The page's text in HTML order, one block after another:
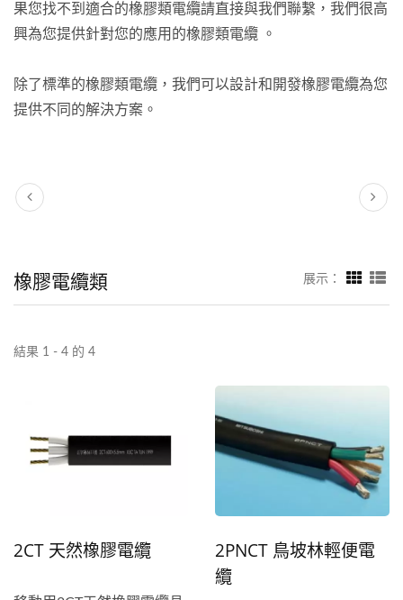
果您找不到適合的橡膠類電纜請直接與我們聯繫，我們很高
興為您提供針對您的應用的橡膠類電纜 。
除了標準的橡膠類電纜，我們可以設計和開發橡膠電纜為您
提供不同的解決方案。
橡膠電纜類 展示：
結果 1 - 4 的 4
2CT 天然橡膠電纜
2PNCT 鳥坡林輕便電
纜